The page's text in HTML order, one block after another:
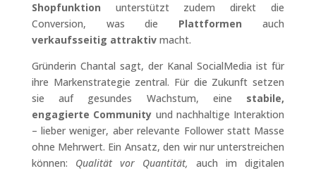
Shopfunktion unterstützt zudem direkt die
Conversion, was die Plattformen auch
verkaufsseitig attraktivmacht.
Gründerin Chantal sagt, der Kanal SocialMedia ist für
ihre Markenstrategie zentral. Für die Zukunft setzen
sie auf gesundes Wachstum, eine stabile,
engagierte Community und nachhaltige Interaktion
– lieber weniger, aber relevante Follower statt Masse
ohne Mehrwert. Ein Ansatz, den wir nur unterstreichen
können: Qualität vor Quantität,
auch im digitalen